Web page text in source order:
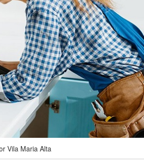
Vila Maria Alta